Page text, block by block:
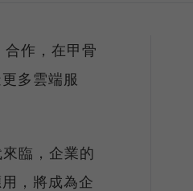
作，在甲骨
多雲端服
臨，企業的
，將成為企